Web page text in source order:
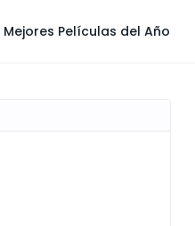
Mejores Películas del Año